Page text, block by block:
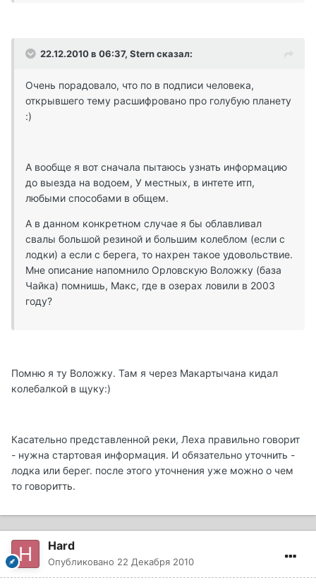
22.12.2010 в 06:37, Stern сказал:
Очень порадовало, что по в подписи человека,
открывшего тему расшифровано про голубую планету
:)
А вообще я вот сначала пытаюсь узнать информацию
до выезда на водоем, У местных, в интете итп,
любыми способами в общем.
А в данном конкретном случае я бы облавливал
свалы большой резиной и большим колеблом (если с
лодки) а если с берега, то нахрен такое удовольствие.
Мне описание напомнило Орловскую Воложку (база
Чайка) помнишь, Макс, где в озерах ловили в 2003
году?
Помню я ту Воложку. Там я через Макартычана кидал
колебалкой в щуку:)
Касательно представленной реки, Леха правильно говорит
- нужна стартовая информация. И обязательно уточнить -
лодка или берег. после этого уточнения уже можно о чем
то говоритть.
Hard
Опубликовано 22 Декабря 2010